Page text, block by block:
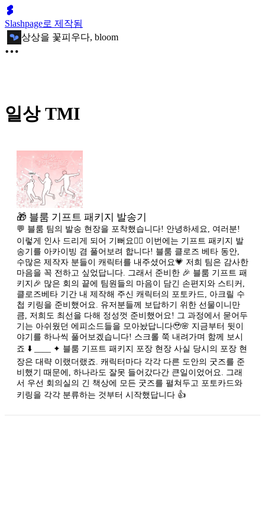
Slashpage로 제작됨
상상을 꽃피우다, bloom
일상 TMI
🎁 블룸 기프트 패키지 발송기
💬 블룸 팀의 발송 현장을 포착했습니다! 안녕하세요, 여러분!
이렇게 인사 드리게 되어 기뻐요🙋‍♀️ 이번에는 기프트 패키지 발
송기를 아카이빙 겸 풀어보려 합니다! 블룸 클로즈 베타 동안,
수많은 제작자 분들이 캐릭터를 내주셨어요💗 저희 팀은 감사한
마음을 꼭 전하고 싶었답니다. 그래서 준비한 🎉 블룸 기프트 패
키지🎉 많은 회의 끝에 팀원들의 마음이 담긴 손편지와 스티커,
클로즈베타 기간 내 제작해 주신 캐릭터의 포토카드, 아크릴 수
첩 키링을 준비했어요. 유저분들께 보답하기 위한 선물이니만
큼, 저희도 최선을 다해 정성껏 준비했어요! 그 과정에서 묻어두
기는 아쉬웠던 에피소드들을 모아놨답니다🥹🌸 지금부터 뒷이
야기를 하나씩 풀어보겠습니다! 스크롤 쭉 내려가며 함께 보시
죠 ⬇️ ____ ✦ 블룸 기프트 패키지 포장 현장 사실 당시의 포장 현
장은 대략 이랬더랬죠. 캐릭터마다 각각 다른 도안의 굿즈를 준
비했기 때문에, 하나라도 잘못 들어갔다간 큰일이었어요. 그래
서 우선 회의실의 긴 책상에 모든 굿즈를 펼쳐두고 포토카드와
키링을 각각 분류하는 것부터 시작했답니다 👍